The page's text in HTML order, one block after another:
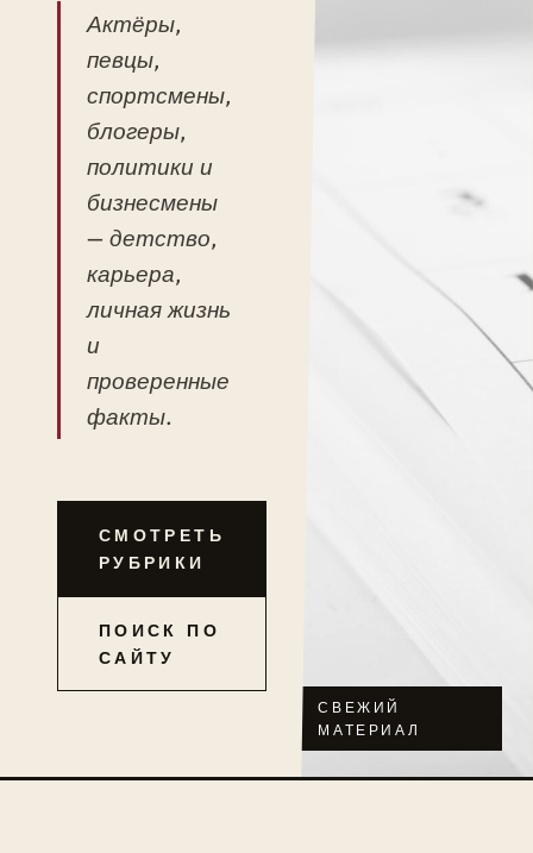
Актёры,
певцы,
спортсмены,
блогеры,
политики и
бизнесмены
— детство,
карьера,
личная жизнь
и
проверенные
факты.
СМОТРЕТЬ
РУБРИКИ
ПОИСК ПО
САЙТУ
СВЕЖИЙ
МАТЕРИАЛ